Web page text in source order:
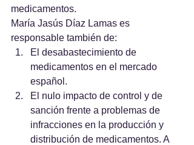
medicamentos.
María Jasús Díaz Lamas es
responsable también de:
El desabastecimiento de
medicamentos en el mercado
español.
El nulo impacto de control y de
sanción frente a problemas de
infracciones en la producción y
distribución de medicamentos. A